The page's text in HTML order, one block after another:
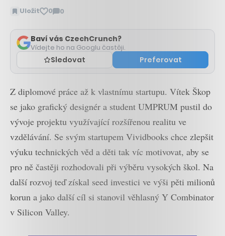
Uložit 0 0
Zobrazit
Baví vás CzechCrunch?
Vídejte ho na Googlu častěji.
Sledovat Preferovat
Z diplomové práce až k vlastnímu startupu. Vítek Škop
se jako grafický designér a student UMPRUM pustil do
vývoje projektu využívající rozšířenou realitu ve
vzdělávání. Se svým startupem Vividbooks chce zlepšit
výuku technických věd a děti tak víc motivovat, aby se
pro ně častěji rozhodovali při výběru vysokých škol. Na
další rozvoj teď získal seed investici ve výši pěti milionů
korun a jako další cíl si stanovil věhlasný Y Combinator
v Silicon Valley.